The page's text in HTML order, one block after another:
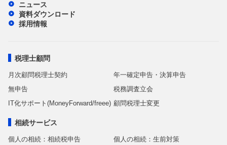
ニュース
資料ダウンロード
採用情報
税理士顧問
月次顧問税理士契約
年一確定申告・決算申告
無申告
税務調査立会
IT化サポート(MoneyForward/freee) 顧問税理士変更
相続サービス
個人の相続：相続税申告
個人の相続：生前対策